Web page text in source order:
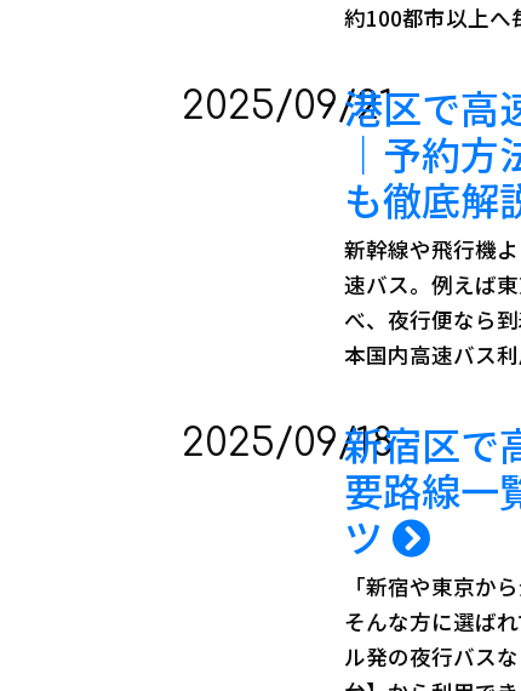
約100都市以上へ
2025/09/21港区で高
｜予約
も徹底解
新幹線や飛行機
速バス。例えば
べ、夜行便なら
本国内高速バス
2025/09/18新宿区で
要路線一
ツ
「新宿や東京か
そんな方に選ば
ル発の夜行バス